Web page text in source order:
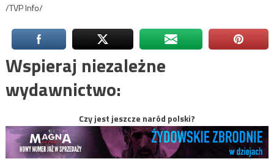
/TVP Info/
Wspieraj niezależne
wydawnictwo:
Czy jest jeszcze naród polski?